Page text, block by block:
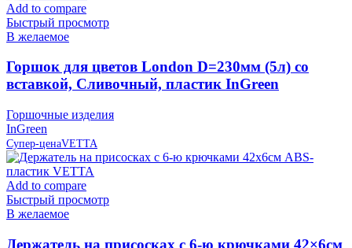
Add to compare
Быстрый просмотр
В желаемое
Горшок для цветов London D=230мм (5л) со
вставкой, Сливочный, пластик InGreen
Горшочные изделия
InGreen
Супер-ценаVETTA
Add to compare
Быстрый просмотр
В желаемое
Держатель на присосках с 6-ю крючками 42×6см